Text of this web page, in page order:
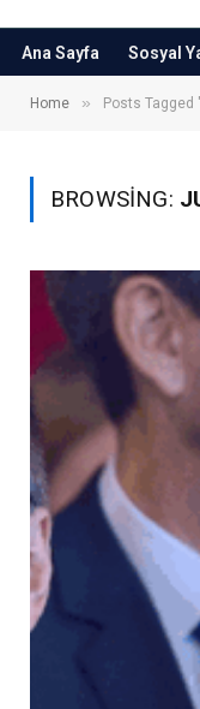
Ana Sayfa Sosyal
Home » Posts
BROWSING: